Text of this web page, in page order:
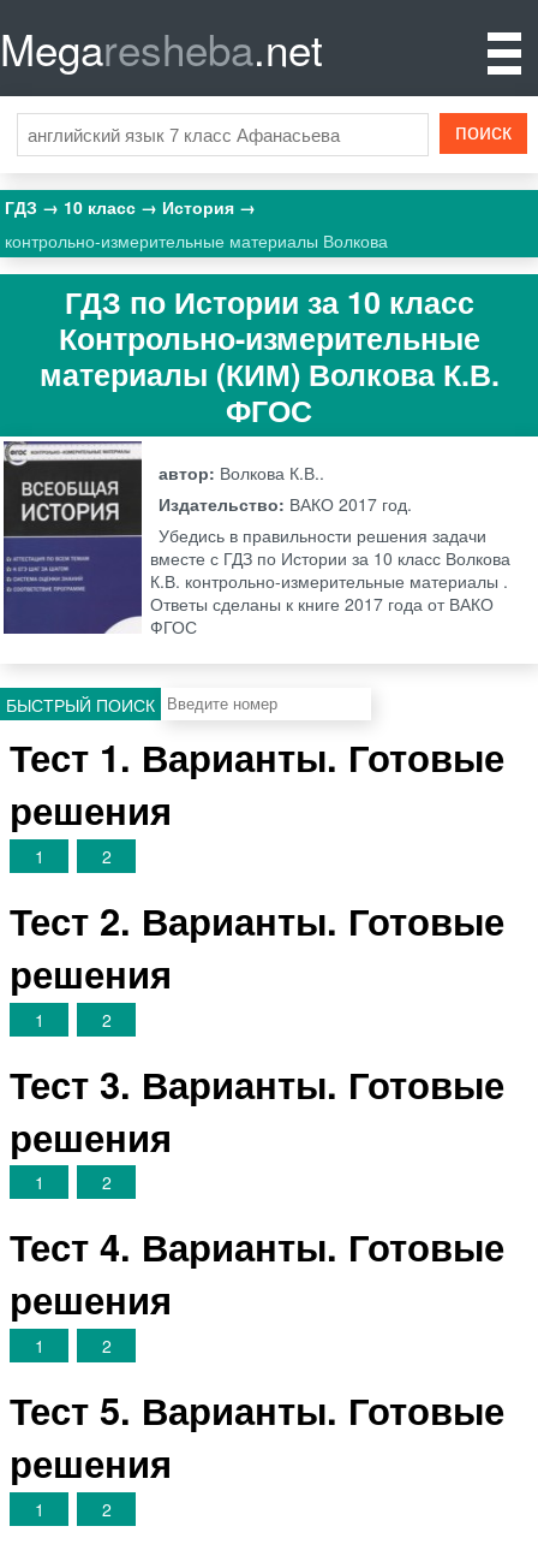
Megaresheba.net
ГДЗ 10 класс
История
контрольно-измерительные материалы Волкова
ГДЗ по Истории за 10 класс
Контрольно-измерительные
материалы (КИМ) Волкова К.В.
ФГОС
автор: Волкова К.В..
Издательство: ВАКО 2017 год.
Убедись в правильности решения задачи
вместе с ГДЗ по Истории за 10 класс Волкова
К.В. контрольно-измерительные материалы .
Ответы сделаны к книге 2017 года от ВАКО
ФГОС
БЫСТРЫЙ ПОИСК
Тест 1. Варианты. Готовые
решения
1 2
Тест 2. Варианты. Готовые
решения
1 2
Тест 3. Варианты. Готовые
решения
1 2
Тест 4. Варианты. Готовые
решения
1 2
Тест 5. Варианты. Готовые
решения
1 2